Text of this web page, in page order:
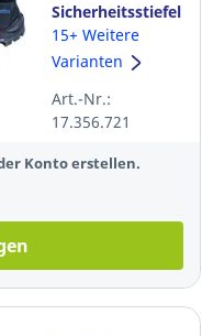
Sicherheitsstiefel
Anatomic Bau
500, S3 SRC,
Größe: 43,
schwarz
15+ Weitere
Varianten
Art.-Nr.:
17.356.721
Konto erstellen.